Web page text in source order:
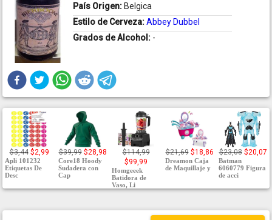
País Origen: Belgica
Estilo de Cerveza:Abbey Dubbel
Grados de Alcohol: -
$3,44 $2,99
Apli 101232
Etiquetas De
Desc
$39,99 $28,98
Core18 Hoody
Sudadera con
Cap
$114,99
$99,99
Homgeeek
Batidora de
Vaso, Li
$21,69 $18,86
Dreamon Caja
de Maquillaje y
$23,08 $20,07
Batman
6060779 Figura
de acci